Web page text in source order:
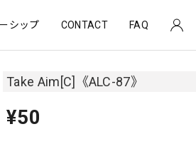
シップ CONTACT FAQ
Take Aim[C]《ALC-87》
¥50